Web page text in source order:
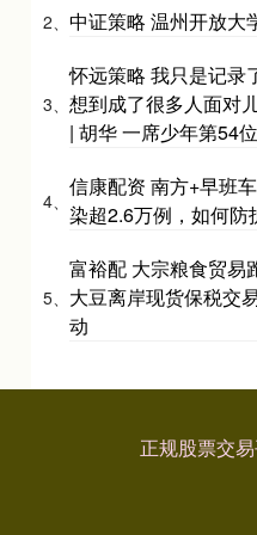
2、 中证策略 温州开放大
3、
怀远策略 我只是记录
想到成了很多人面对
| 胡华 一席少年第54
4、
信康配资 南方+早班
染超2.6万例，如何
5、
富裕配 大宗粮食贸易
大豆离岸现货保税交
动
正规股票交